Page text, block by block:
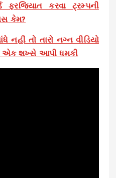
ફરજિયાત કરવા ટ્રમ્પની
કેમ?
નહીં તો તારો નગ્ન વીડિયો
એક શખ્સે આપી ધમકી